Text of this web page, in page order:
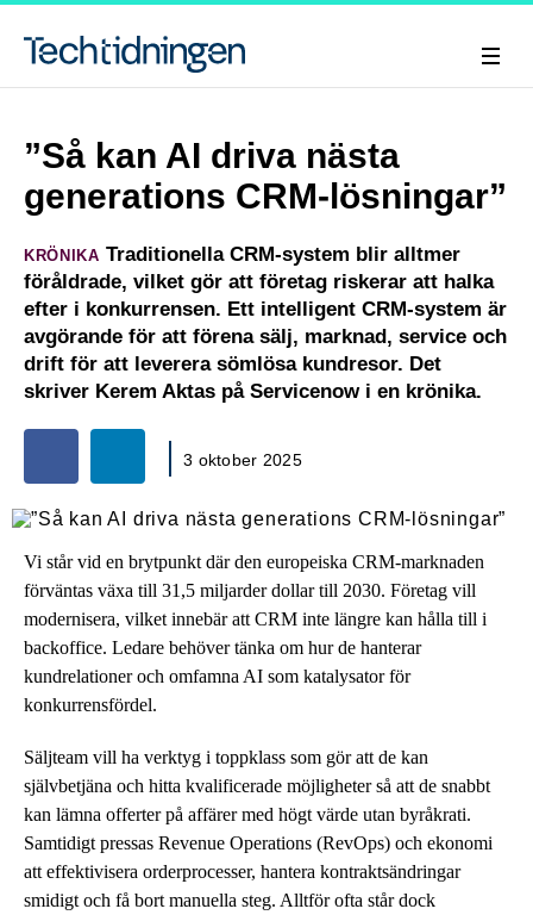
”Så kan AI driva nästa
generations CRM-lösningar”
KRÖNIKA Traditionella CRM-system blir alltmer
föråldrade, vilket gör att företag riskerar att halka
efter i konkurrensen. Ett intelligent CRM-system är
avgörande för att förena sälj, marknad, service och
drift för att leverera sömlösa kundresor. Det
skriver Kerem Aktas på Servicenow i en krönika.
3 oktober 2025
Vi står vid en brytpunkt där den europeiska CRM-marknaden
förväntas växa till 31,5 miljarder dollar till 2030. Företag vill
modernisera, vilket innebär att CRM inte längre kan hålla till i
backoffice. Ledare behöver tänka om hur de hanterar
kundrelationer och omfamna AI som katalysator för
konkurrensfördel.
Säljteam vill ha verktyg i toppklass som gör att de kan
självbetjäna och hitta kvalificerade möjligheter så att de snabbt
kan lämna offerter på affärer med högt värde utan byråkrati.
Samtidigt pressas Revenue Operations (RevOps) och ekonomi
att effektivisera orderprocesser, hantera kontraktsändringar
smidigt och få bort manuella steg. Alltför ofta står dock